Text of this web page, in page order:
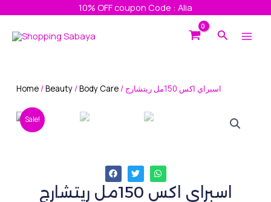
content
10% OFF coupon Code : Alia
Search
اسبراي اكس 150مل ريتشارج
Home/Beauty/Body Care / اسبراي اكس 150مل ريتشارج
Sale!